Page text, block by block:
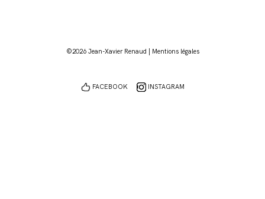
©2026 Jean-Xavier Renaud | Mentions légales
FACEBOOK INSTAGRAM